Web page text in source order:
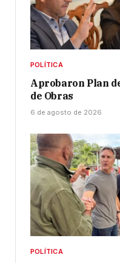
POLÍTICA
Aprobaron Plan
de Obras
6 de agosto de 2026
POLÍTICA